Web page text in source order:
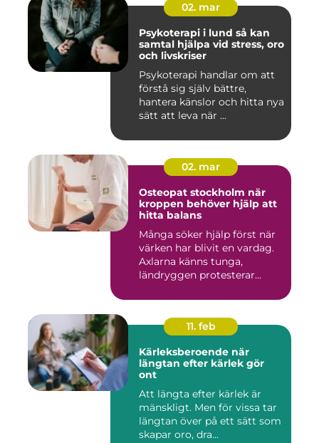
02. mar
Psykoterapi i lund så kan
samtal hjälpa vid stress, oro
och livskriser
Psykoterapi handlar om att
förstå sig själv bättre,
hantera känslor och hitta nya
sätt att leva när ...
02. mar
Osteopat stockholm när
kroppen behöver hjälp att
hitta balans
Många söker hjälp först när
värken har blivit en vardag.
Axlarna känns tunga,
ländryggen protesterar...
11. feb
Kärleksberoende när
längtan efter kärlek gör
ont
Att längta efter kärlek är
mänskligt. Men för vissa tar
längtan över på ett sätt som
skapar oro, dra...